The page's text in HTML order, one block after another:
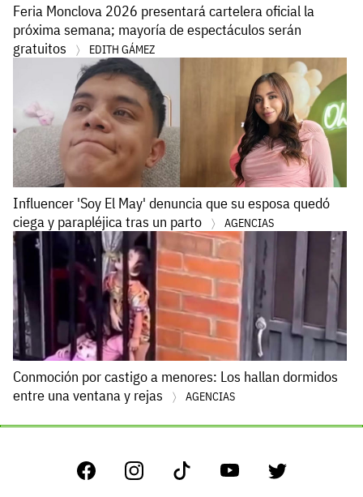
Feria Monclova 2026 presentará cartelera oficial la
próxima semana; mayoría de espectáculos serán
gratuitos
EDITH GÁMEZ
Influencer 'Soy El May' denuncia que su esposa quedó
ciega y parapléjica tras un parto
AGENCIAS
Conmoción por castigo a menores: Los hallan dormidos
entre una ventana y rejas
AGENCIAS